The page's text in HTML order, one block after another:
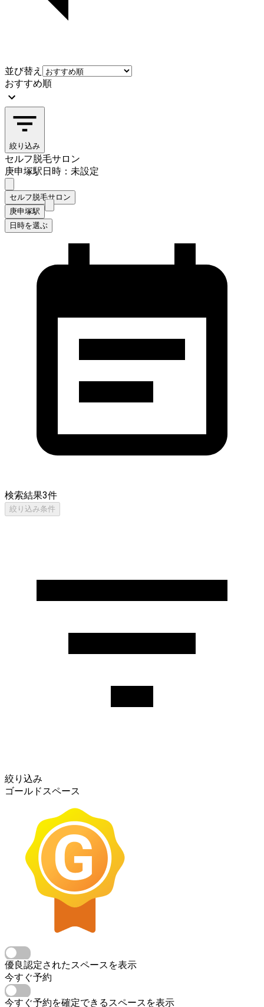
並び替え
おすすめ順
絞り込み
セルフ脱毛サロン
庚申塚駅日時：未設定
セルフ脱毛サロン
庚申塚駅
日時を選ぶ
検索結果3件
絞り込み条件
絞り込み
ゴールドスペース
優良認定されたスペースを表示
今すぐ予約
今すぐ予約を確定できるスペースを表示